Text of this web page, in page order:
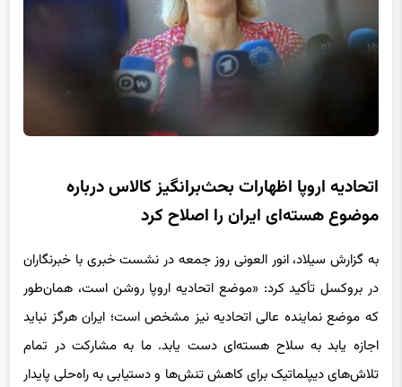
اتحادیه اروپا اظهارات بحث‌برانگیز کالاس درباره
موضوع هسته‌ای ایران را اصلاح کرد
به گزارش سیلاد، انور العونی روز جمعه در نشست خبری با خبرنگاران
در بروکسل تأکید کرد: «موضع اتحادیه اروپا روشن است، همان‌طور
که موضع نماینده عالی اتحادیه نیز مشخص است؛ ایران هرگز نباید
اجازه یابد به سلاح هسته‌ای دست یابد. ما به مشارکت در تمام
تلاش‌های دیپلماتیک برای کاهش تنش‌ها و دستیابی به راه‌حلی پایدار